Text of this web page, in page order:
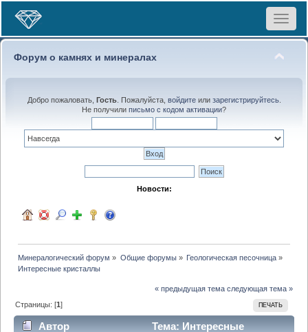
Toggle
Форум о камнях и минералах
Добро пожаловать, Гость. Пожалуйста, войдитеили зарегистрируйтесь.
Не получили письмо с кодом активации?
Новости:
Минералогический форум » Общие форумы» Геологическая песочница»
Интересные кристаллы
« предыдущая тема следующая тема »
ПЕЧАТЬ
Страницы: [1]
Автор
Тема: Интересные